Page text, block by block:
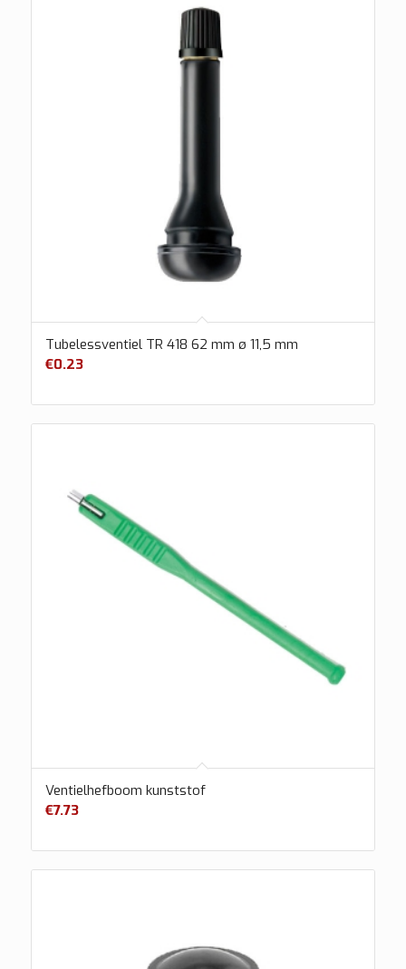
Tubelessventiel TR 418 62 mm ø 11,5 mm
€0.23
Ventielhefboom kunststof
€7.73